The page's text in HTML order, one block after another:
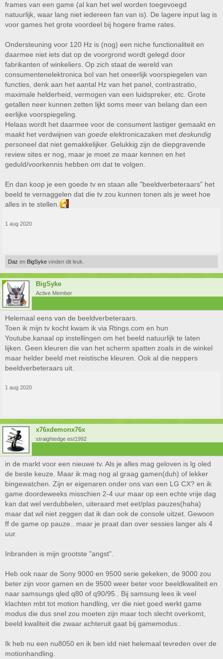
frames van een game (al kan het wel worden toegevoegd
natuurlijk, waar lang niet iedereen fan van is). De lagere input lag is
voor games het grote voordeel bij hogere frame rates.
Ondersteuning voor 120 Hz is (nog) een niche functionaliteit en
daarmee niet iets dat op de voorgrond wordt gelegd door
fabrikanten of winkeliers. Op zich staat de wereld van
consumentenelektronica bol van het oneerlijk voorspiegelen van
functies, denk aan het aantal Hz van het panel, contrastratio,
maximale helderheid, vermogen van een luidspreker, etc. Grote
getallen neer kunnen zetten lijkt soms meer van belang dan een
eerlijke voorspiegeling.
Helaas wordt het daarmee voor de consument lastiger gemaakt en
maakt het verdwijnen van goede elektronicazaken met deskundig
personeel dat niet gemakkelijker. Gelukkig zijn de diepgravende
review sites er nog, maar je moet ze maar kennen en het
geduld/voorkennis hebben om dat te volgen.
En dan koop je een goede tv en staan alle "beeldverbeteraars" het
beeld te vernaggelen dat die tv zou kunnen tonen als je weet hoe
alles in te stellen.
1 aug 2020
Daz en BigSyke vinden dit leuk.
BigSyke
Active Member
Helemaal eens van de beeldverbeteraars.
Toen ik mijn tv kocht kwam ik via Rtings.com en hun
Youtube.kanaal op instellingen om het beeld natuurlijk te laten
lijken. Geen kleuren die van het scherm spatten zoals in de winkel
maar helder beeld met reistische kleuren. Ook al die neppers
beeldverbeteraars uit.
1 aug 2020
x76xdemonx76x
straightedge est1992
in de markt voor een nieuwe tv. Als je alles mag geloven is lg oled
de beste keuze. Maar ik mag nog al graag gamen(duh) of lekker
bingewatchen. Zijn er eigenaren onder ons van een LG CX? en ik
game doordeweeks misschien 2-4 uur maar op een echte vrije dag
kan dat wel verdubbelen, uiteraard met eet/plas pauzes(haha)
maar dat wil niet zeggen dat ik dan ook de console uitzet. Gewoon
ff de game op pauze.. maar je praat dan over sessies langer als 4
uur.
Inbranden is mijn grootste "angst".
Heb ook naar de Sony 9000 en 9500 serie gekeken, de 9000 zou
beter zijn voor gamen en de 9500 weer beter voor beeldkwaliteit en
naar samsungs qled q80 of q90/95.. Bij samsung lees ik veel
klachten mbt tot motion handling, vrr die niet goed werkt game
modus die dus snel zou moeten zijn maar toch slecht overkomt,
beeld kwaliteit die zwaar achteruit gaat bij gamemodus..
Ik heb nu een nu8050 en ik ben idd niet helemaal tevreden over de
motionhandling.